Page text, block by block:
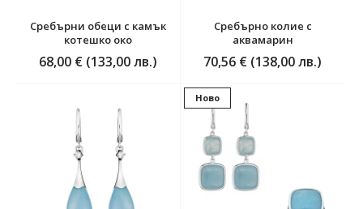
Сребърни обеци с камък
котешко око
68,00 € (133,00 лв.)
Сребърно колие с
аквамарин
70,56 € (138,00 лв.)
Ново